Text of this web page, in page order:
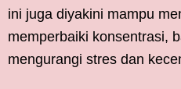
ini juga diyakini mampu
memperbaiki konsentrasi,
mengurangi stres dan